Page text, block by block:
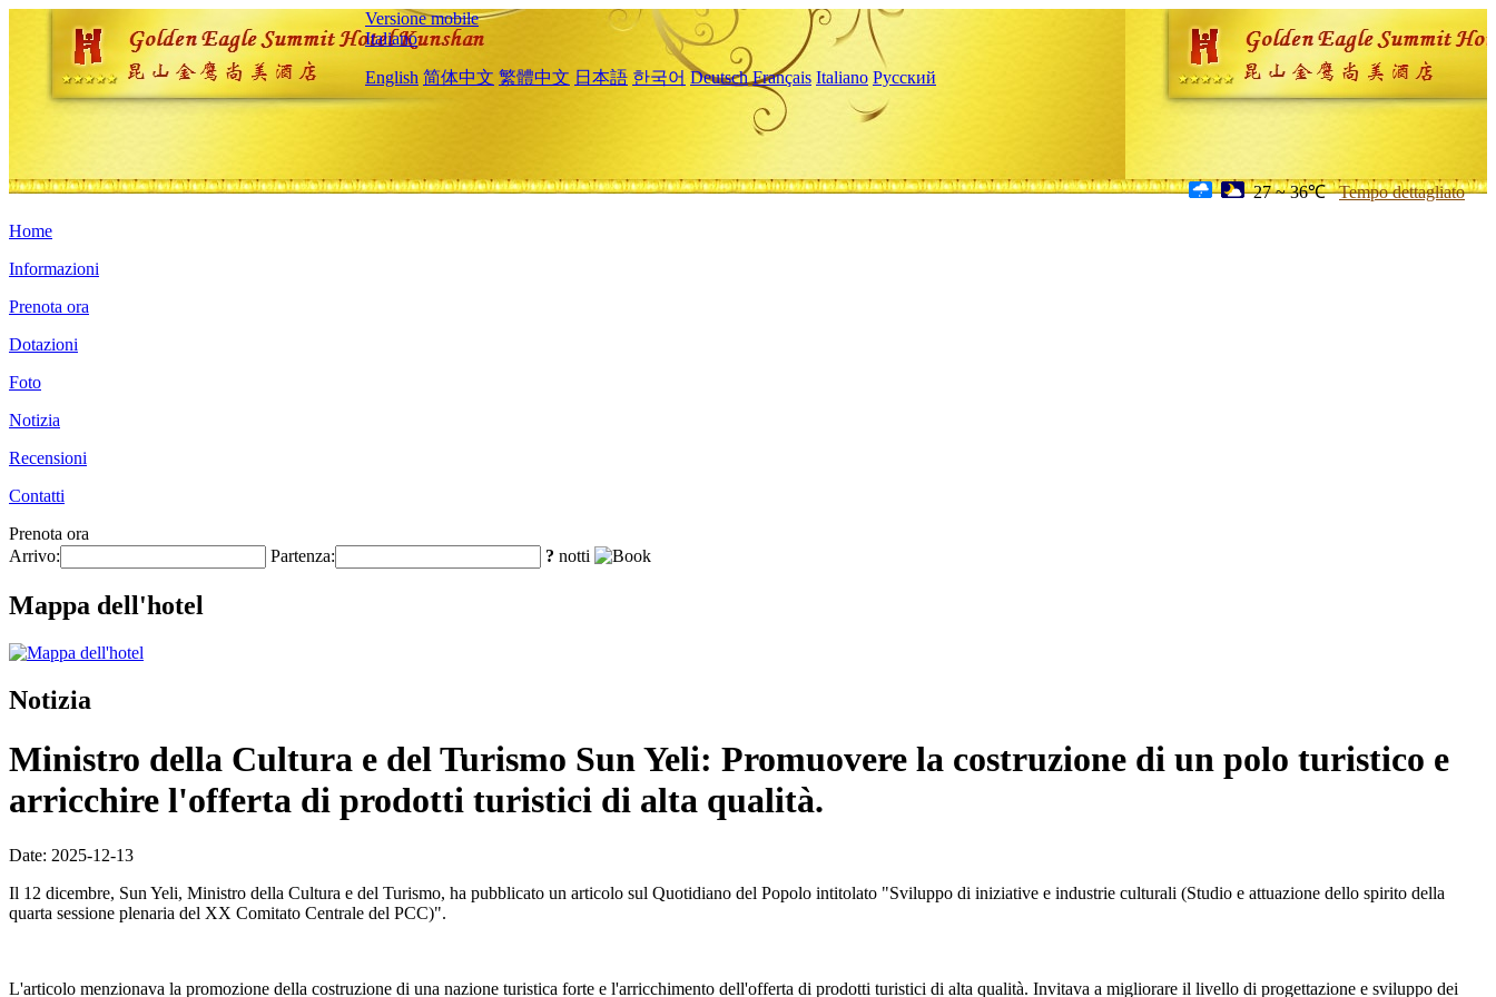
Versione mobile
Italiano
English 简体中文 繁體中文 日本語 한국어 Deutsch Français Italiano Русский
27 ~ 36℃ Tempo dettagliato
Home
Informazioni
Prenota ora
Dotazioni
Foto
Notizia
Recensioni
Contatti
Prenota ora
Arrivo:
Partenza: ? notti
Mappa dell'hotel
Notizia
Ministro della Cultura e del Turismo Sun Yeli: Promuovere la costruzione di un polo turistico e
arricchire l'offerta di prodotti turistici di alta qualità.
Date: 2025-12-13
Il 12 dicembre, Sun Yeli, Ministro della Cultura e del Turismo, ha pubblicato un articolo sul Quotidiano del Popolo intitolato "Sviluppo di iniziative e industrie culturali (Studio e attuazione dello spirito della
quarta sessione plenaria del XX Comitato Centrale del PCC)".
L'articolo menzionava la promozione della costruzione di una nazione turistica forte e l'arricchimento dell'offerta di prodotti turistici di alta qualità. Invitava a migliorare il livello di progettazione e sviluppo dei